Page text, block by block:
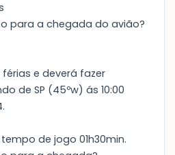
para a chegada do avião?
e deverá fazer
de SP (45ºw) ás 10:00
tempo de jogo 01h30min.